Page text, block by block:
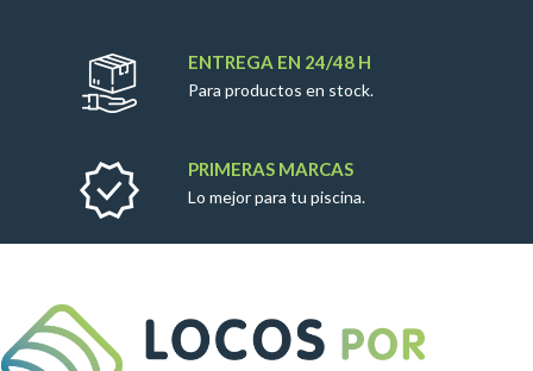
ENTREGA EN 24/48 H
Para productos en stock.
PRIMERAS MARCAS
Lo mejor para tu piscina.